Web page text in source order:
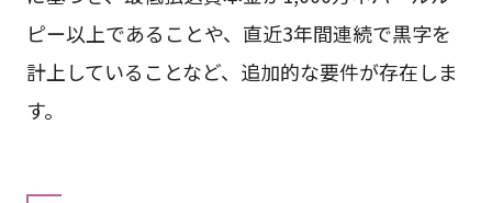
ピー以上であることや、直近3年間連続で黒字を
計上していることなど、追加的な要件が存在しま
す。